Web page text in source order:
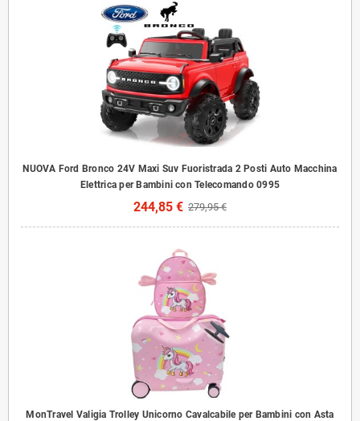
NUOVA Ford Bronco 24V Maxi Suv Fuoristrada 2 Posti Auto Macchina
Elettrica per Bambini con Telecomando 0995
244,85 € 279,95 €
MonTravel Valigia Trolley Unicorno Cavalcabile per Bambini con Asta